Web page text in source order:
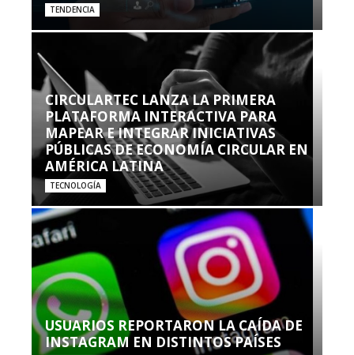
TENDENCIA
CIRCULARTEC LANZA LA PRIMERA
PLATAFORMA INTERACTIVA PARA
MAPEAR E INTEGRAR INICIATIVAS
PÚBLICAS DE ECONOMÍA CIRCULAR EN
AMÉRICA LATINA
TECNOLOGÍA
USUARIOS REPORTARON LA CAÍDA DE
INSTAGRAM EN DISTINTOS PAÍSES